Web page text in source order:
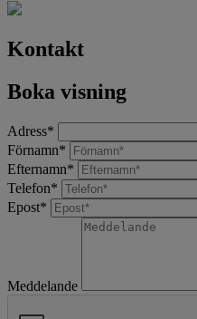
Kontakt
Boka visning
Adress*
Förnamn*
Efternamn*
Telefon*
Epost*
Meddelande